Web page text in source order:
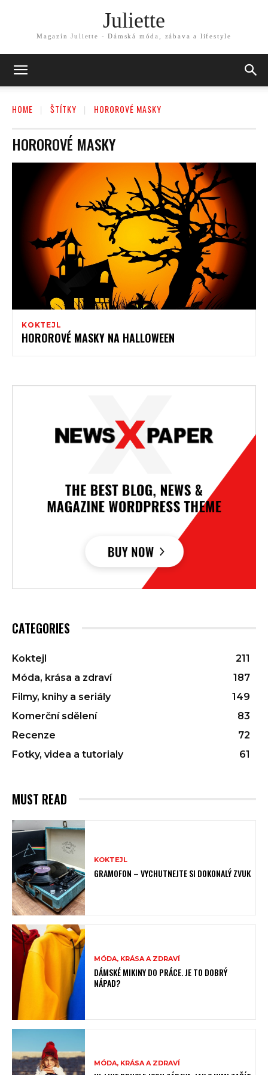
Juliette
Magazín Juliette - Dámská móda, zábava a lifestyle
HOME ŠTÍTKY HOROROVÉ MASKY
HOROROVÉ MASKY
KOKTEJL
HOROROVÉ MASKY NA HALLOWEEN
CATEGORIES
Koktejl
211
Móda, krása a zdraví
187
Filmy, knihy a seriály
149
Komerční sdělení
83
Recenze
72
Fotky, videa a tutorialy
61
MUST READ
KOKTEJL
GRAMOFON – VYCHUTNEJTE SI DOKONALÝ ZVUK
MÓDA, KRÁSA A ZDRAVÍ
DÁMSKÉ MIKINY DO PRÁCE. JE TO DOBRÝ
NÁPAD?
MÓDA, KRÁSA A ZDRAVÍ